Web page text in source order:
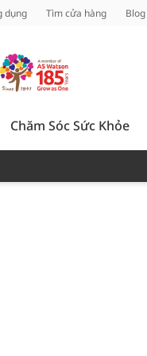
dụng Tìm cửa hàng Blog
Chăm Sóc Sức Khỏe